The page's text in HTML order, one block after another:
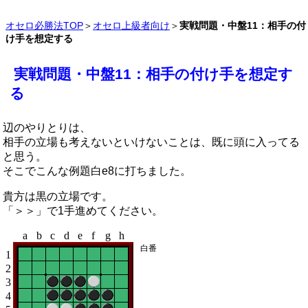
オセロ必勝法TOP＞ オセロ上級者向け ＞実戦問題・中盤11：相手の付
け手を想定する
実戦問題・中盤11：相手の付け手を想定す
る
辺のやりとりは、
相手の立場も考えないといけないことは、既に頭に入ってる
と思う。
そこでこんな例題白e8に打ちました。
貴方は黒の立場です。
「＞＞」で1手進めてください。